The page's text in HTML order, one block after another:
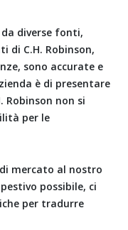
diverse fonti,
di C.H. Robinson,
sono accurate e
è di presentare
Robinson non si
per le
mercato al nostro
possibile, ci
per tradurre